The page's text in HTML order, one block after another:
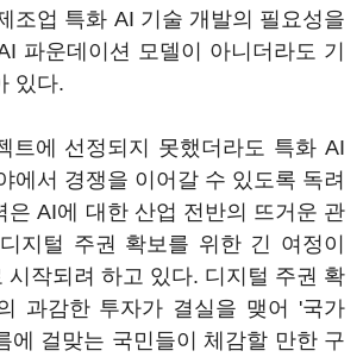
조업 특화 AI 기술 개발의 필요성을
파운데이션 모델이 아니더라도 기
있다.
트에 선정되지 못했더라도 특화 AI
에서 경쟁을 이어갈 수 있도록 독려
은 AI에 대한 산업 전반의 뜨거운 관
지털 주권 확보를 위한 긴 여정이
시작되려 하고 있다. 디지털 주권 확
과감한 투자가 결실을 맺어 '국가
에 걸맞는 국민들이 체감할 만한 구